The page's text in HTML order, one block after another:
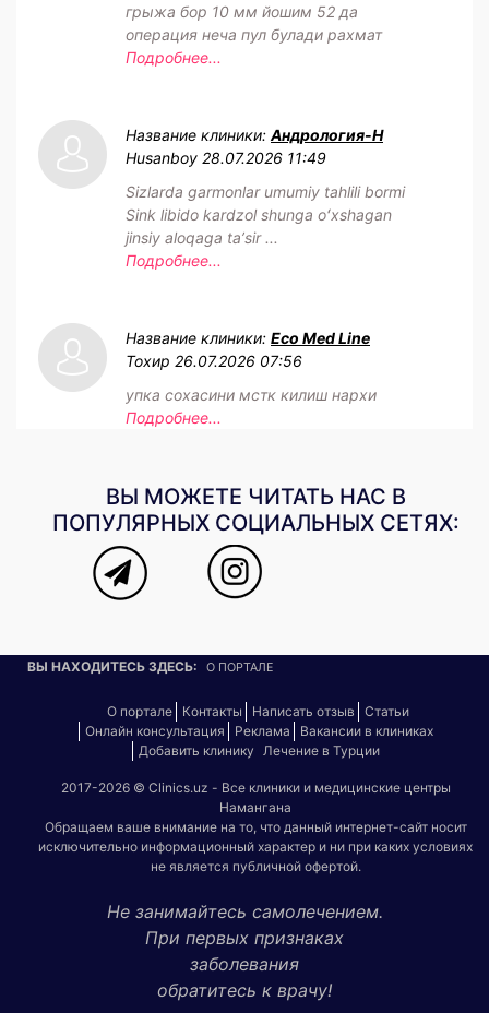
грыжа бор 10 мм йошим 52 да
операция неча пул булади рахмат
Подробнее...
Название клиники: Андрология-Н
Husanboy 28.07.2026 11:49
Sizlarda garmonlar umumiy tahlili bormi
Sink libido kardzol shunga oʻxshagan
jinsiy aloqaga taʼsir ...
Подробнее...
Название клиники: Eco Med Line
Тохир 26.07.2026 07:56
упка сохасини мстк килиш нархи
Подробнее...
ВЫ МОЖЕТЕ ЧИТАТЬ НАС В
ПОПУЛЯРНЫХ СОЦИАЛЬНЫХ СЕТЯХ:
ВЫ НАХОДИТЕСЬ ЗДЕСЬ: О ПОРТАЛЕ
О портале Контакты Написать отзыв
Статьи
Онлайн консультация
Реклама
Вакансии в клиниках
Добавить клинику
Лечение в Турции
2017-2026 © Clinics.uz - Все клиники и медицинские центры
Намангана
Обращаем ваше внимание на то, что данный интернет-сайт носит
исключительно информационный характер и ни при каких условиях
не является публичной офертой.
Не занимайтесь самолечением.
При первых признаках
заболевания
обратитесь к врачу!